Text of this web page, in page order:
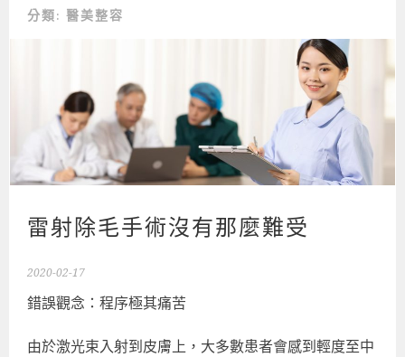
分類:醫美整容
雷射除毛手術沒有那麼難受
2020-02-17
錯誤觀念：程序極其痛苦
由於激光束入射到皮膚上，大多數患者會感到輕度至中